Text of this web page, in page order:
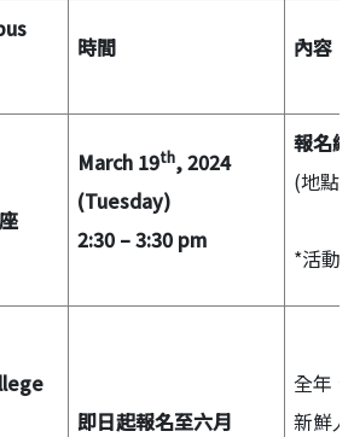
時間 內容
March 19th, 2024
(Tuesday)
2:30 – 3:30 pm
報名
(地點:
*活動
即日起報名至六月
全年
新鮮